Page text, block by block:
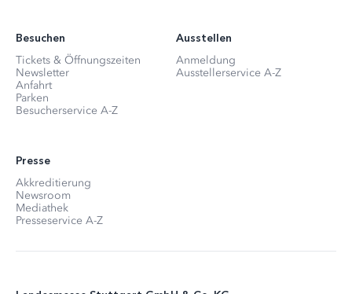
Besuchen
Tickets & Öffnungszeiten
Newsletter
Anfahrt
Parken
Besucherservice A-Z
Ausstellen
Anmeldung
Ausstellerservice A-Z
Presse
Akkreditierung
Newsroom
Mediathek
Presseservice A-Z